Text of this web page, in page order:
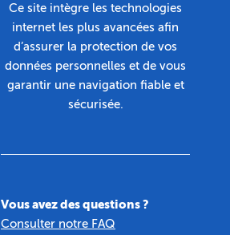
Ce site intègre les technologies
internet les plus avancées afin
d’assurer la protection de vos
données personnelles et de vous
garantir une navigation fiable et
sécurisée.
Vous avez des questions ?
Consulter notre FAQ